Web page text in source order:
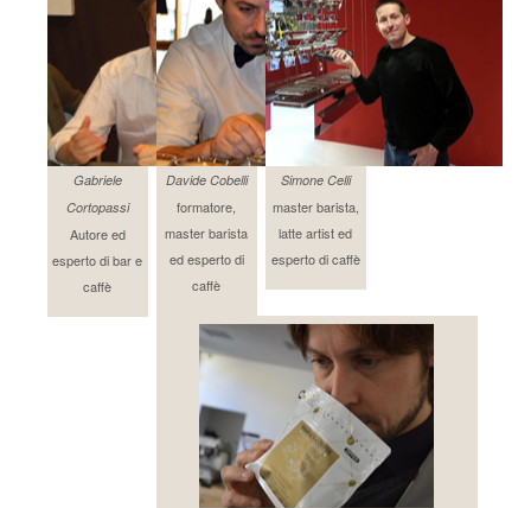
Gabriele
Cortopassi
Autore ed
esperto di bar e
caffè
Davide Cobelli
formatore,
master barista
ed esperto di
caffè
Simone Celli
master barista,
latte artist ed
esperto di caffè